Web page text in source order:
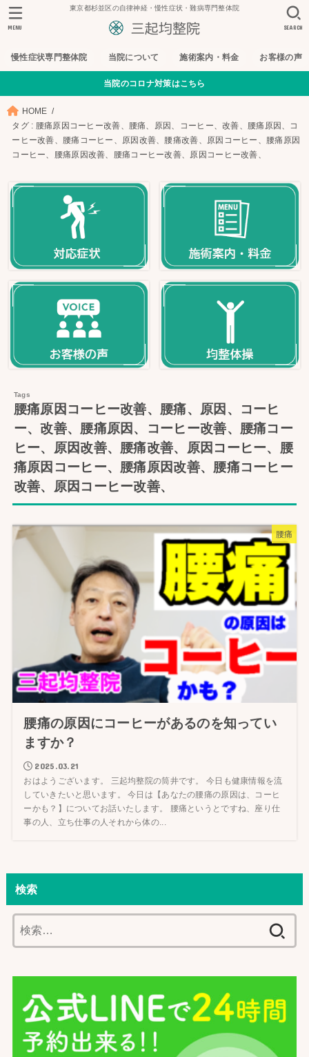
東京都杉並区の自律神経・慢性症状・難病専門整体院
慢性症状専門整体院 当院について 施術案内・料金 お客様の声
SEARCH
MENU
当院のコロナ対策はこちら
HOME
タグ : 腰痛原因コーヒー改善、腰痛、原因、コーヒー、改善、腰痛原因、コ
ーヒー改善、腰痛コーヒー、原因改善、腰痛改善、原因コーヒー、腰痛原因
コーヒー、腰痛原因改善、腰痛コーヒー改善、原因コーヒー改善、
腰痛原因コーヒー改善、腰痛、原因、コーヒ
ー、改善、腰痛原因、コーヒー改善、腰痛コー
ヒー、原因改善、腰痛改善、原因コーヒー、腰
痛原因コーヒー、腰痛原因改善、腰痛コーヒー
改善、原因コーヒー改善、
腰痛
腰痛の原因にコーヒーがあるのを知ってい
ますか？
2025.03.21
おはようございます。 三起均整院の筒井です。 今日も健康情報を流
していきたいと思います。 今日は【あなたの腰痛の原因は、コーヒ
ーかも？】についてお話いたします。 腰痛というとですね、座り仕
事の人、立ち仕事の人それから体の...
検索
索: